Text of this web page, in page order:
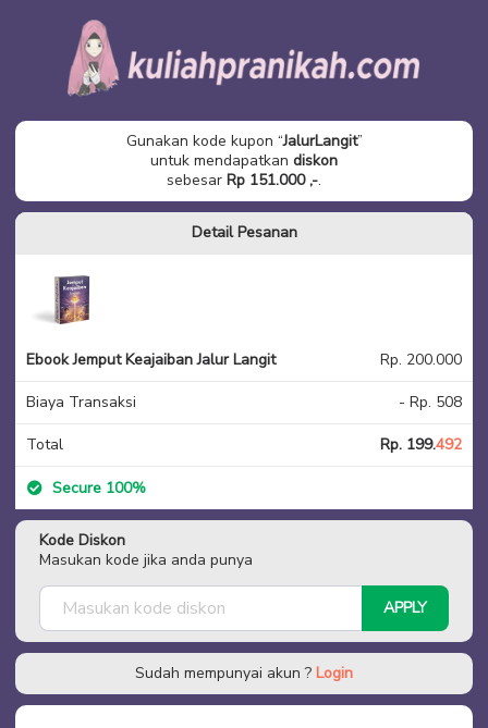
Gunakan kode kupon “JalurLangit”
untuk mendapatkan diskon
sebesar Rp 151.000 ,-.
Detail Pesanan
Ebook Jemput Keajaiban Jalur Langit Rp. 200.000
Biaya Transaksi - Rp. 508
Total Rp. 199.492
Secure 100%
Kode Diskon
Masukan kode jika anda punya
APPLY
Sudah mempunyai akun ? Login